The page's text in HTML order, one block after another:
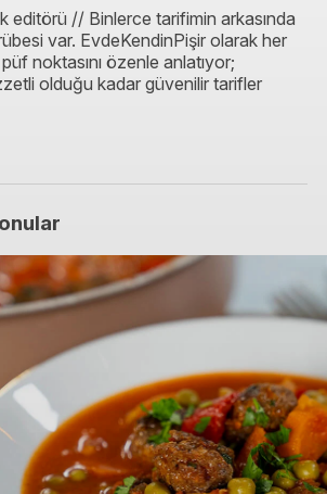
editörü // Binlerce tarifimin arkasında
var. EvdeKendinPişir olarak her
noktasını özenle anlatıyor;
olduğu kadar güvenilir tarifler